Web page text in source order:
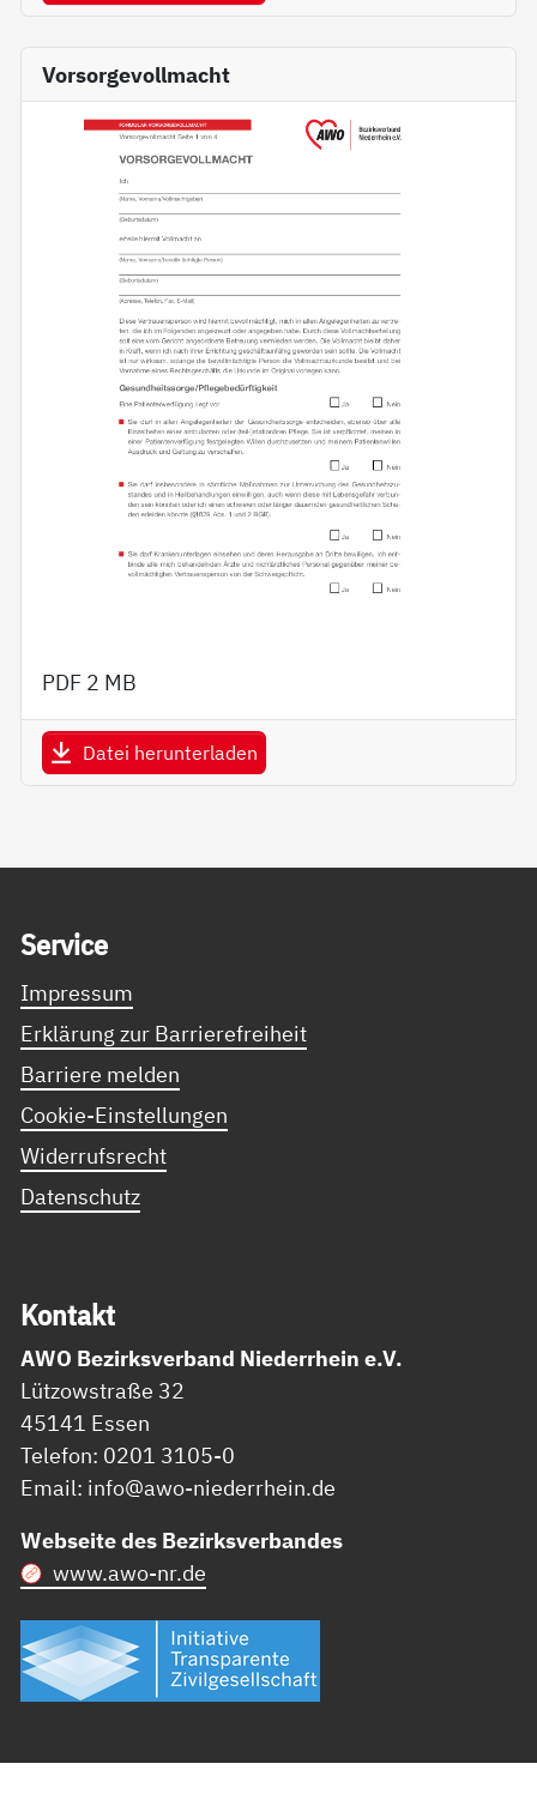
Vorsorgevollmacht
PDF 2 MB
Datei herunterladen
Ser­vice
Impressum
Erklärung zur Barrierefreiheit
Barriere melden
Cookie-Einstellungen
Widerrufsrecht
Datenschutz
Kon­takt
AWO Bezirksverband Niederrhein e.V.
Lützowstraße 32
45141 Essen
Telefon: 0201 3105-0
Email: info@awo-niederrhein.de
Webseite des Bezirksverbandes
www.awo-nr.de